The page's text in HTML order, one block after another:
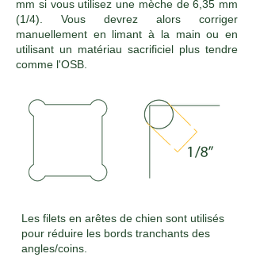
mm si vous utilisez une mèche de 6,35 mm
(1/4). Vous devrez alors corriger
manuellement en limant à la main ou en
utilisant un matériau sacrificiel plus tendre
comme l'OSB.
Les filets en arêtes de chien sont utilisés
pour réduire les bords tranchants des
angles/coins.